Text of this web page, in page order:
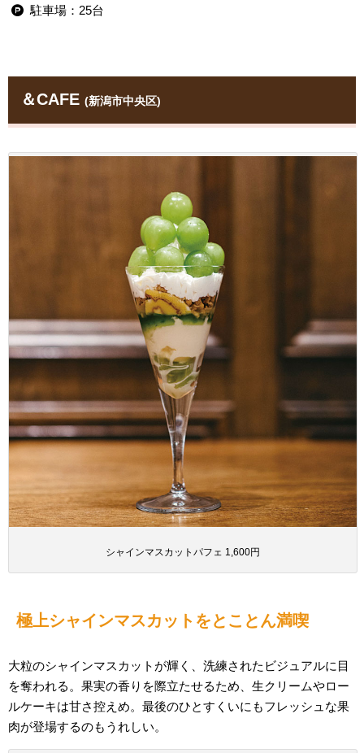
駐車場：25台
＆CAFE (新潟市中央区)
シャインマスカットパフェ 1,600円
極上シャインマスカットをとことん満喫
大粒のシャインマスカットが輝く、洗練されたビジュアルに目
を奪われる。果実の香りを際立たせるため、生クリームやロー
ルケーキは甘さ控えめ。最後のひとすくいにもフレッシュな果
肉が登場するのもうれしい。